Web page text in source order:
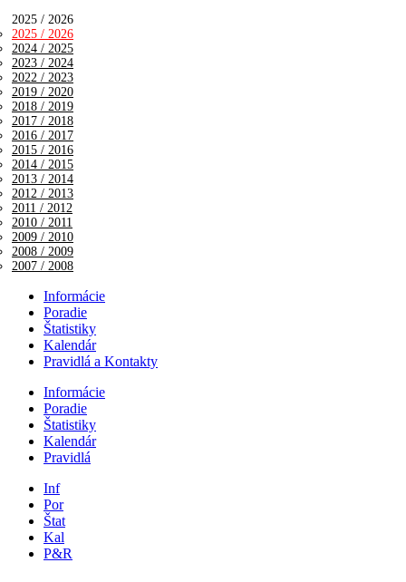
2025 / 2026
2025 / 2026
2024 / 2025
2023 / 2024
2022 / 2023
2019 / 2020
2018 / 2019
2017 / 2018
2016 / 2017
2015 / 2016
2014 / 2015
2013 / 2014
2012 / 2013
2011 / 2012
2010 / 2011
2009 / 2010
2008 / 2009
2007 / 2008
Informácie
Poradie
Štatistiky
Kalendár
Pravidlá a Kontakty
Informácie
Poradie
Štatistiky
Kalendár
Pravidlá
Inf
Por
Štat
Kal
P&R